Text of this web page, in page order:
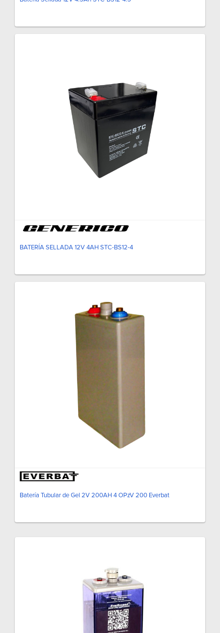
BATERÍA SELLADA 12V 4AH STC-BS12-4
Batería Tubular de Gel 2V 200AH 4 OPzV 200 Everbat